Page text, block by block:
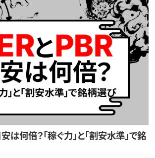
は何倍？「稼ぐ力」と「割安水準」で銘